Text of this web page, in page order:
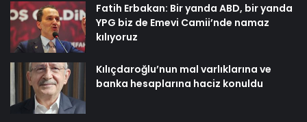
Fatih Erbakan: Bir yanda ABD, bir yanda
YPG biz de Emevi Camii’nde namaz
kılıyoruz
Kılıçdaroğlu’nun mal varlıklarına ve
banka hesaplarına haciz konuldu